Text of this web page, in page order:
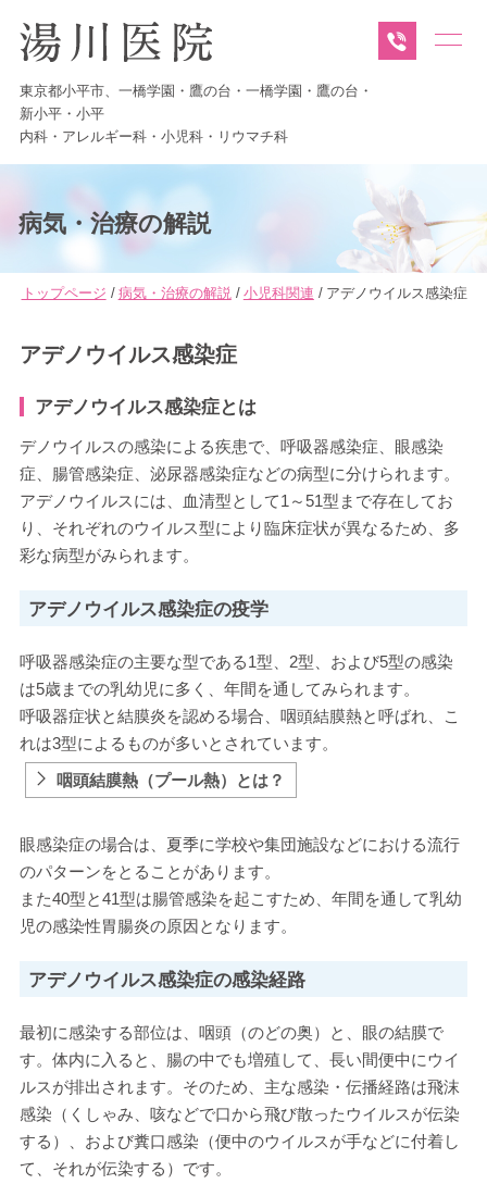
東京都小平市、一橋学園・ 鷹の台・一橋学園・ 鷹の台・
新小平・ 小平
内科・ アレルギー科・小児科・ リウマチ科
病気・治療の解説
トップページ 病気・治療の解説 小児科関連 アデノウイルス感染症
アデノウイルス感染症
アデノウイルス感染症とは
デノウイルスの感染による疾患で、呼吸器感染症、眼感染
症、腸管感染症、泌尿器感染症などの病型に分けられます。
アデノウイルスには、血清型として1～51型まで存在してお
り、それぞれのウイルス型により臨床症状が異なるため、多
彩な病型がみられます。
アデノウイルス感染症の疫学
呼吸器感染症の主要な型である1型、2型、および5型の感染
は5歳までの乳幼児に多く、年間を通してみられます。
呼吸器症状と結膜炎を認める場合、咽頭結膜熱と呼ばれ、こ
れは3型によるものが多いとされています。
咽頭結膜熱（プール熱）とは？
眼感染症の場合は、夏季に学校や集団施設などにおける流行
のパターンをとることがあります。
また40型と41型は腸管感染を起こすため、年間を通して乳幼
児の感染性胃腸炎の原因となります。
アデノウイルス感染症の感染経路
最初に感染する部位は、咽頭（のどの奥）と、眼の結膜で
す。体内に入ると、腸の中でも増殖して、長い間便中にウイ
ルスが排出されます。そのため、主な感染・伝播経路は飛沫
感染（くしゃみ、咳などで口から飛び散ったウイルスが伝染
する）、および糞口感染（便中のウイルスが手などに付着し
て、それが伝染する）です。